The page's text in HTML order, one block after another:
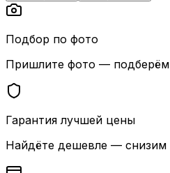
Подбор по фото
Пришлите фото — подберём
Гарантия лучшей цены
Найдёте дешевле — снизим